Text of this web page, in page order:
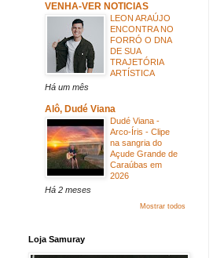
VENHA-VER NOTICIAS
LEON ARAÚJO
ENCONTRA NO
FORRÓ O DNA
DE SUA
TRAJETÓRIA
ARTÍSTICA
Há um mês
Alô, Dudé Viana
Dudé Viana -
Arco-Íris - Clipe
na sangria do
Açude Grande de
Caraúbas em
2026
Há 2 meses
Mostrar todos
Loja Samuray